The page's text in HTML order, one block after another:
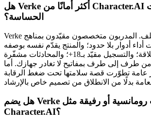
هل Verke أكثر أمانًا من Character.AI في المحادثات
الحساسة؟
أدوار بلا حدود؛ والمنتج يقدّم نفسه بوصفه
إرشادًا لا علاجًا أو علاقة؛ والتسجيل مقيّد بـ18+؛ والمحادثات مشفّرة
من طرف إلى طرف بمفاتيح لا تغادر جهازك. أما Character.AI
عامة تطوّرت قصة سلامتها تحت ضغط الرقابة
هل يضم Verke شخصيات رومانسية أو رفيقة مثل
Character.AI؟